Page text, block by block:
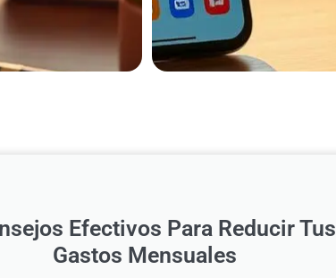
Efectivos Para Reducir Tus
Gastos Mensuales